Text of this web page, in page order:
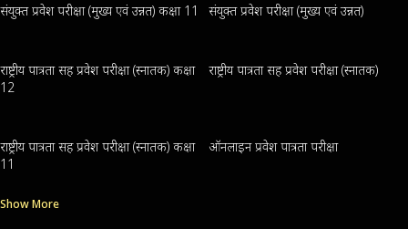
संयुक्त प्रवेश परीक्षा (मुख्य एवं उन्नत) कक्षा 11 संयुक्त प्रवेश परीक्षा (मुख्य एवं उन्नत)
राष्ट्रीय पात्रता सह प्रवेश परीक्षा (स्नातक) कक्षा
12
राष्ट्रीय पात्रता सह प्रवेश परीक्षा (स्नातक)
राष्ट्रीय पात्रता सह प्रवेश परीक्षा (स्नातक) कक्षा
11
ऑनलाइन प्रवेश पात्रता परीक्षा
Show More